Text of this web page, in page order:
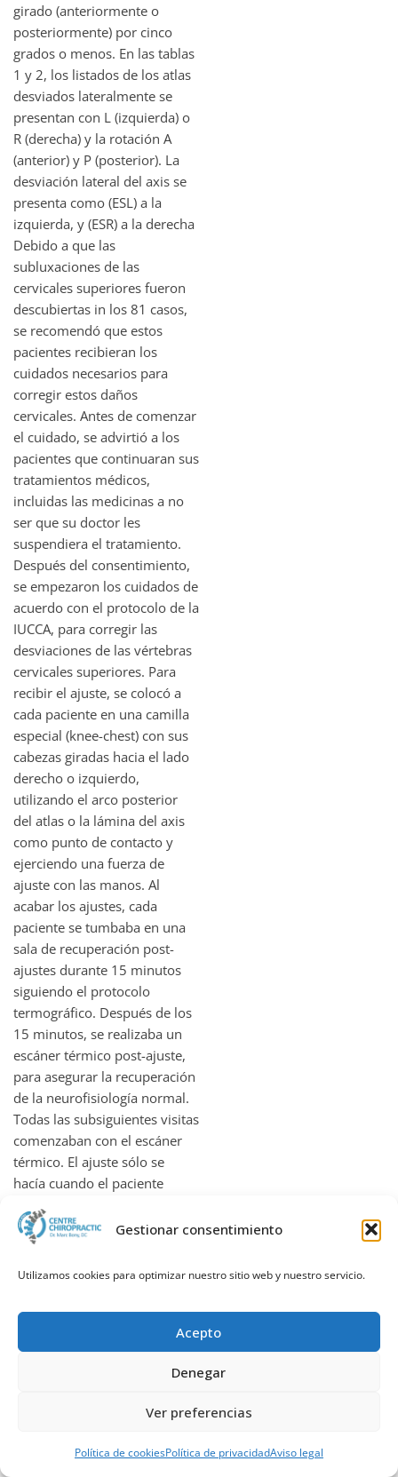
Gestionar consentimiento
Utilizamos cookies para optimizar nuestro sitio web y nuestro servicio.
Acepto
Denegar
Ver preferencias
Política de cookiesPolítica de privacidadAviso legal
girado (anteriormente o
posteriormente) por cinco
grados o menos. En las tablas
1 y 2, los listados de los atlas
desviados lateralmente se
presentan con L (izquierda) o
R (derecha) y la rotación A
(anterior) y P (posterior). La
desviación lateral del axis se
presenta como (ESL) a la
izquierda, y (ESR) a la derecha
Debido a que las
subluxaciones de las
cervicales superiores fueron
descubiertas in los 81 casos,
se recomendó que estos
pacientes recibieran los
cuidados necesarios para
corregir estos daños
cervicales. Antes de comenzar
el cuidado, se advirtió a los
pacientes que continuaran sus
tratamientos médicos,
incluidas las medicinas a no
ser que su doctor les
suspendiera el tratamiento.
Después del consentimiento,
se empezaron los cuidados de
acuerdo con el protocolo de la
IUCCA, para corregir las
desviaciones de las vértebras
cervicales superiores. Para
recibir el ajuste, se colocó a
cada paciente en una camilla
especial (knee-chest) con sus
cabezas giradas hacia el lado
derecho o izquierdo,
utilizando el arco posterior
del atlas o la lámina del axis
como punto de contacto y
ejerciendo una fuerza de
ajuste con las manos. Al
acabar los ajustes, cada
paciente se tumbaba en una
sala de recuperación post-
ajustes durante 15 minutos
siguiendo el protocolo
termográfico. Después de los
15 minutos, se realizaba un
escáner térmico post-ajuste,
para asegurar la recuperación
de la neurofisiología normal.
Todas las subsiguientes visitas
comenzaban con el escáner
térmico. El ajuste sólo se
hacía cuando el paciente
asimetría térmica. Si se hacía
un ajuste, se realizaba un
segundo escáner después del
determinar si la simetría
nuevo. Como media, los
pacientes iba a la consulta dos
dos primeras semanas de
durante las próximas cuatro
Llamar WhatsApp Reservar cita